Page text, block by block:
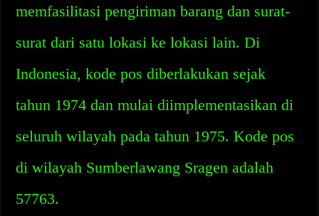
memfasilitasi pengiriman barang dan surat-
surat dari satu lokasi ke lokasi lain. Di
Indonesia, kode pos diberlakukan sejak
tahun 1974 dan mulai diimplementasikan di
seluruh wilayah pada tahun 1975. Kode pos
di wilayah Sumberlawang Sragen adalah
57763.